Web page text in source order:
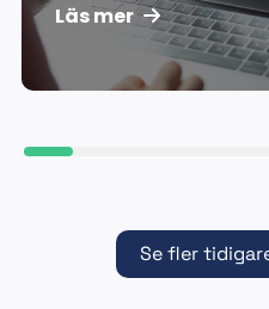
Läs mer
Se fler